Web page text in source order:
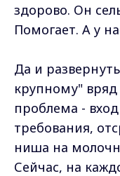
здорово. Он
Помогает. А у
Да и
крупному" вряд
проблема -
требования,
ниша на
Сейчас, на